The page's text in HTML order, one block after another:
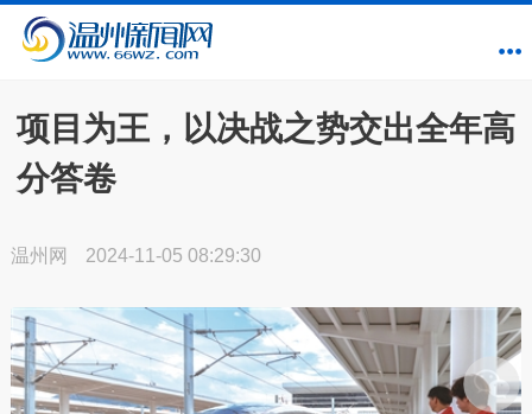
项目为王，以决战之势交出全年高
分答卷
温州网 2024-11-05 08:29:30